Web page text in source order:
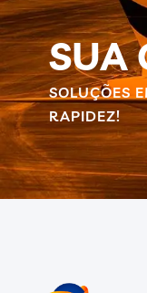
SUA
SOLUÇÕES
RAPIDEZ!